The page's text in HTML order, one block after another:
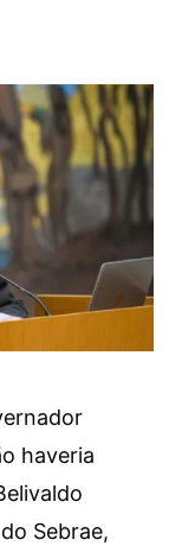
haveria
Sebrae,